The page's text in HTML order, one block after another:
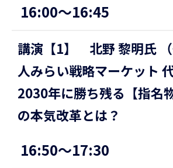
16:00〜16:45
講演【1】 北野 黎明氏
人みらい戦略マーケット
2030年に勝ち残る【指名
の本気改革とは？
16:50〜17:30